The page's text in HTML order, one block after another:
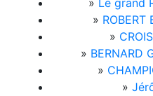
» Le grand
»
»
» BERNARD
»
»